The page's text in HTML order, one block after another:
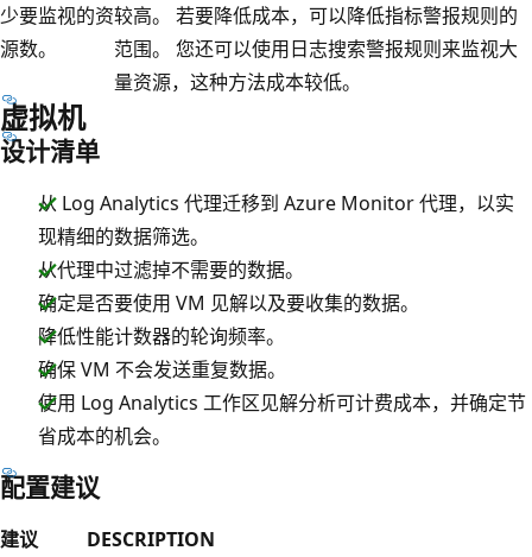
少要监视的资
源数。
较高。 若要降低成本，可以降低指标警报规则的
范围。 您还可以使用日志搜索警报规则来监视大
量资源，这种方法成本较低。
虚拟机
设计清单
从 Log Analytics 代理迁移到 Azure Monitor 代理，以实
现精细的数据筛选。
从代理中过滤掉不需要的数据。
确定是否要使用 VM 见解以及要收集的数据。
降低性能计数器的轮询频率。
确保 VM 不会发送重复数据。
使用 Log Analytics 工作区见解分析可计费成本，并确定节
省成本的机会。
配置建议
建议
DESCRIPTION